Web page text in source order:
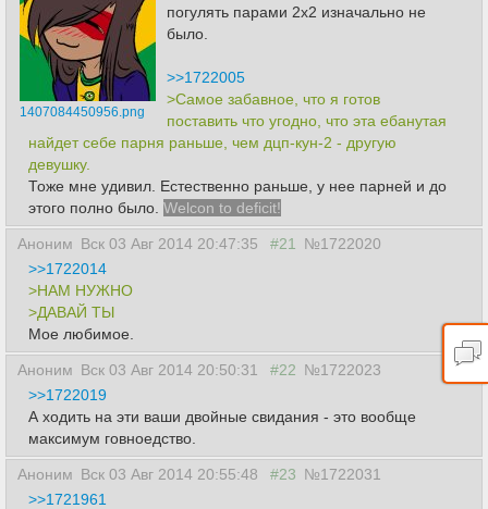
1407084450956.png
погулять парами 2х2 изначально не
было.
>>1722005
>Самое забавное, что я готов
поставить что угодно, что эта ебанутая
найдет себе парня раньше, чем дцп-кун-2 - другую
девушку.
Тоже мне удивил. Естественно раньше, у нее парней и до
этого полно было. Welcon to deficit!
Аноним Вск 03 Авг 2014 20:47:35 #21
№1722020
>>1722014
>НАМ НУЖНО
>ДАВАЙ ТЫ
Мое любимое.
Аноним Вск 03 Авг 2014 20:50:31 #22 №1722023
>>1722019
А ходить на эти ваши двойные свидания - это вообще
максимум говноедство.
Аноним Вск 03 Авг 2014 20:55:48 #23 №1722031
>>1721961